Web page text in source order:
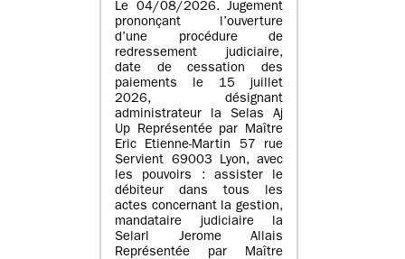
Le 04/08/2026. Jugement
prononçant l’ouverture
d’une procédure de
redressement judiciaire,
date de cessation des
paiements le 15 juillet
2026, désignant
administrateur la Selas Aj
Up Représentée par Maître
Eric Etienne-Martin 57 rue
Servient 69003 Lyon, avec
les pouvoirs : assister le
débiteur dans tous les
actes concernant la gestion,
mandataire judiciaire la
Selarl Jerome Allais
Représentée par Maître